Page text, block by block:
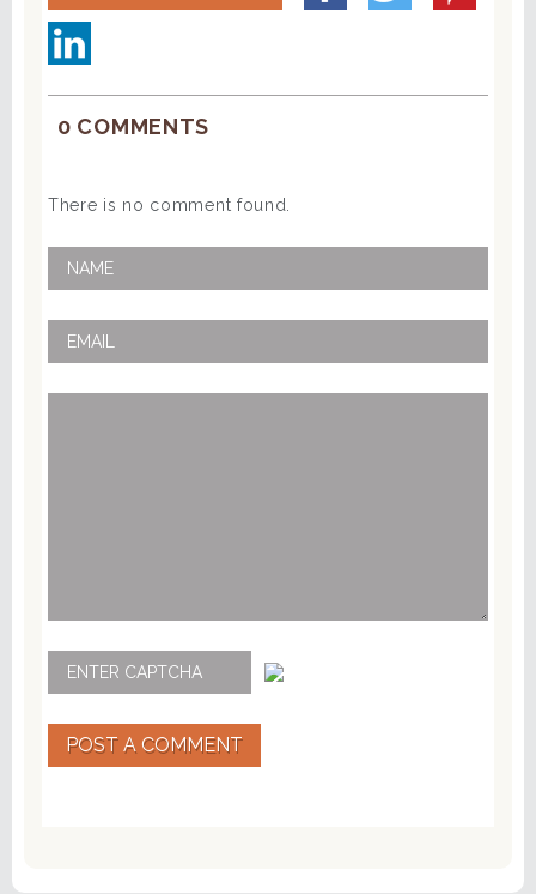
0 COMMENTS
There is no comment found.
POST A COMMENT